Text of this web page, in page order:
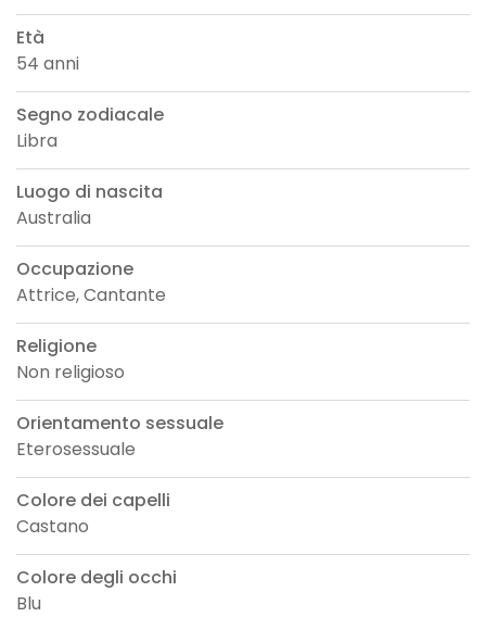
Età
54 anni
Segno zodiacale
Libra
Luogo di nascita
Australia
Occupazione
Attrice, Cantante
Religione
Non religioso
Orientamento sessuale
Eterosessuale
Colore dei capelli
Castano
Colore degli occhi
Blu